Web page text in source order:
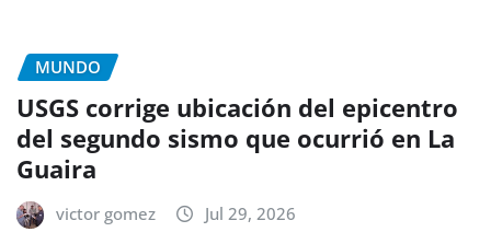
MUNDO
USGS corrige ubicación del epicentro
del segundo sismo que ocurrió en La
Guaira
victor gomez Jul 29, 2026